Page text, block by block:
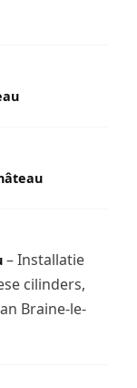
– Installatie
cilinders,
Braine-le-